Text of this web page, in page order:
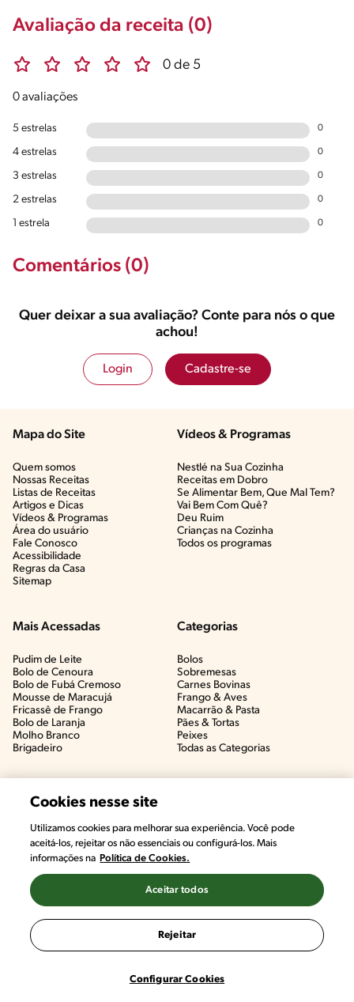
Avaliação da receita (0)
0 de 5
0 avaliações
5 estrelas 0
4 estrelas 0
3 estrelas 0
2 estrelas 0
1 estrela 0
Comentários (0)
Quer deixar a sua avaliação? Conte para nós o que
achou!
Login Cadastre-se
Mapa do Site
Quem somos
Nossas Receitas
Listas de Receitas​
Artigos e Dicas​
Vídeos & Programas​
Área do usuário
Fale Conosco
Acessibilidade
Regras da Casa
Sitemap
Vídeos & Programas​
Nestlé na Sua Cozinha
Receitas em Dobro
Se Alimentar Bem, Que Mal Tem?​
Vai Bem Com Quê?​
Deu Ruim​
Crianças na Cozinha​
Todos os programas
Mais Acessadas
Pudim de Leite
Bolo de Cenoura
Bolo de Fubá Cremoso
Mousse de Maracujá
Fricassê de Frango
Bolo de Laranja
Molho Branco
Brigadeiro
Categorias
Bolos
Sobremesas
Carnes Bovinas​
Frango & Aves​
Macarrão & Pasta​
Pães & Tortas​
Peixes
Todas as Categorias
Cookies nesse site
Utilizamos cookies para melhorar sua experiência. Você pode
aceitá-los, rejeitar os não essenciais ou configurá-los. Mais
informações na Política de Cookies.
Configurar Cookies
Rejeitar
Aceitar todos